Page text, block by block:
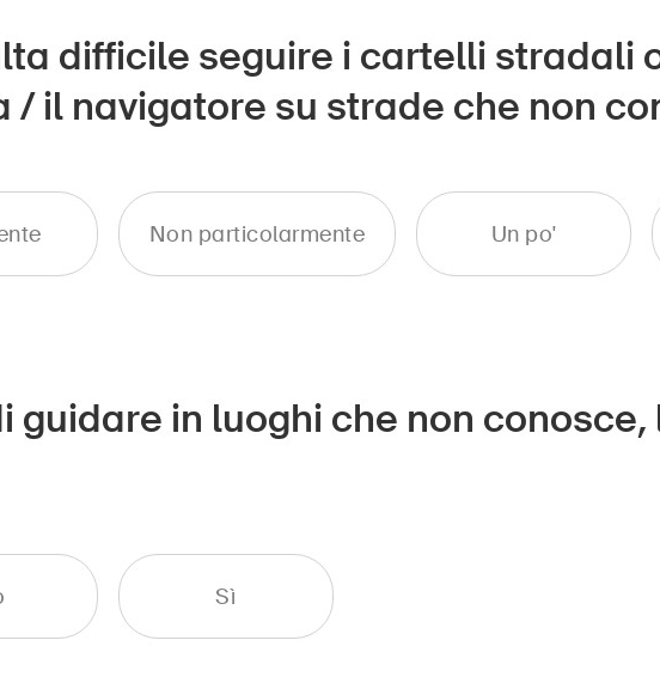
difficile seguire i cartelli stradali
/ il navigatore su strade che non
Non particolarmente Un po'
guidare in luoghi che non
Sì